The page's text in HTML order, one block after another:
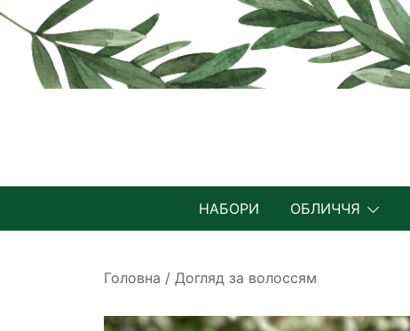
Перейти
вмісту
НАБОРИ ОБЛИЧЧЯ
Головна / Догляд за волоссям